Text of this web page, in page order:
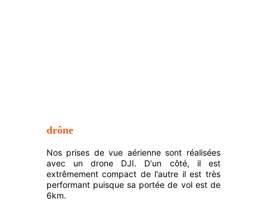
Nos prises de vue aérienne sont réalisées
avec un drone DJI. D'un côté, il est
extrêmement compact de l'autre il est très
performant puisque sa portée de vol est de
6km.
drône